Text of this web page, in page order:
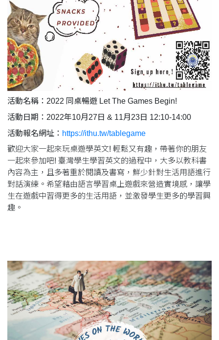
活動名稱：2022 同桌暢遊 Let The Games Begin!
活動日期：2022年10月27日 & 11月23日 12:10-14:00
活動報名網址： https://ithu.tw/tablegame
歡迎大家一起來玩桌遊學英文! 輕鬆又有趣，帶著你的朋友
一起來參加吧! 臺灣學生學習英文的過程中，大多以教科書
內容為主，且多著重於閱讀及書寫，鮮少針對生活用語進行
對話演練。希望藉由語言學習桌上遊戲來營造實境感，讓學
生在遊戲中習得更多的生活用語，並激發學生更多的學習興
趣。